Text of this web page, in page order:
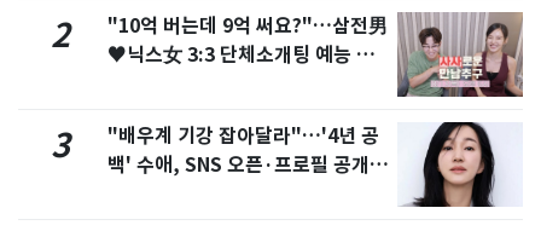
2
"10억 버는데 9억 써요?"…삼전男
♥닉스女 3:3 단체소개팅 예능 화
3
"배우계 기강 잡아달라"…'4년 공
백' 수애, SNS 오픈·프로필 공개